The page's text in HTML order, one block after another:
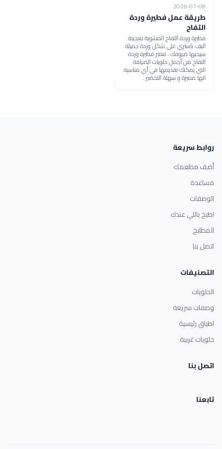
2026-07-08
طريقة عمل فطيرة وردة
التفاح
فطيرة وردة التفاح المشوية بعجينة
البف باستري غلى شكل وردة جميلة
سيحبها ضيوفك ، تعتبر فطيرة وردة
التفاح من أجمل حلويات الضيافة
التي يمكنك تقديمها في أي مناسبة
انها مميزة و سهلة التحضير .
روابط سريعة
أضف مطعمك
مساعدة
الوصفات
اطبخ باللي عندك
المطابخ
اتصل بنا
التصنيفات
الحلويات
وصفات سريعة
اطباق رئيسية
حلويات غربية
اتصل بنا
تابعنا